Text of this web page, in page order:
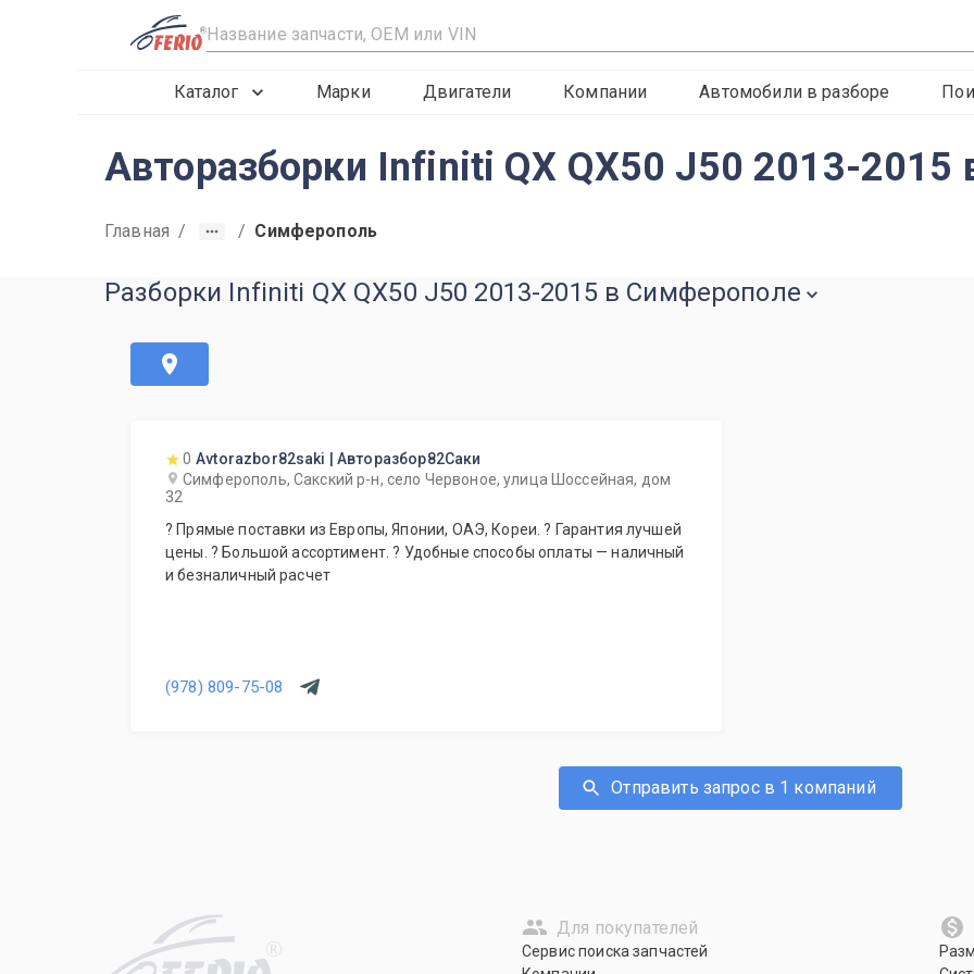
R
Каталог Марки Двигатели Компании Автомобили в разборе
Авторазборки Infiniti QX QX50 J50 2013-2015
Главная / / Симферополь
Разборки Infiniti QX QX50 J50 2013-2015 в Симферополе
0 Avtorazbor82saki | Авторазбор82Саки
Симферополь, Сакский р-н, село Червоное, улица Шоссейная, дом
32
? Прямые поставки из Европы, Японии, ОАЭ, Кореи. ? Гарантия лучшей
цены. ? Большой ассортимент. ? Удобные способы оплаты — наличный
и безналичный расчет
(978) 809-75-08
Отправить запрос в 1 компаний
R
Для покупателей
Сервис поиска запчастей